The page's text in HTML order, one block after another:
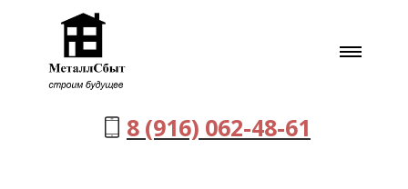
8 (916) 062-48-61